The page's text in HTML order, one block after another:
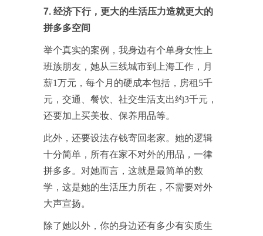
7. 经济下行，更大的生活压力造就更大的
拼多多空间
举个真实的案例，我身边有个单身女性上
班族朋友，她从三线城市到上海工作，月
薪1万元，每个月的硬成本包括，房租5千
元，交通、餐饮、社交生活支出约3千元，
还要加上买美妆、保养用品等。
此外，还要设法存钱寄回老家。她的逻辑
十分简单，所有在家不对外的用品，一律
拼多多。对她而言，这就是最简单的数
学，这是她的生活压力所在，不需要对外
大声宣扬。
除了她以外，你的身边还有多少有实质生